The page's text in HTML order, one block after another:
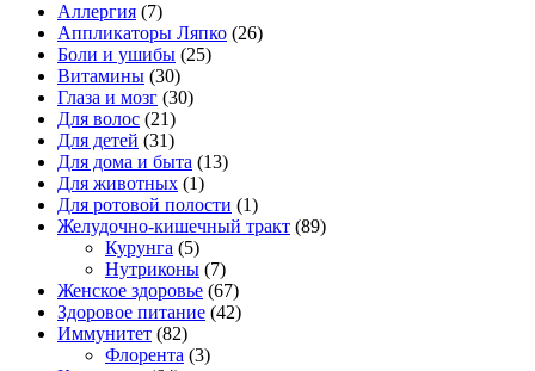
Аллергия (7)
Аппликаторы Ляпко (26)
Боли и ушибы (25)
Витамины (30)
Глаза и мозг (30)
Для волос (21)
Для детей (31)
Для дома и быта (13)
Для животных (1)
Для ротовой полости (1)
Желудочно-кишечный тракт (89)
Курунга (5)
Нутриконы (7)
Женское здоровье (67)
Здоровое питание (42)
Иммунитет (82)
Флорента (3)